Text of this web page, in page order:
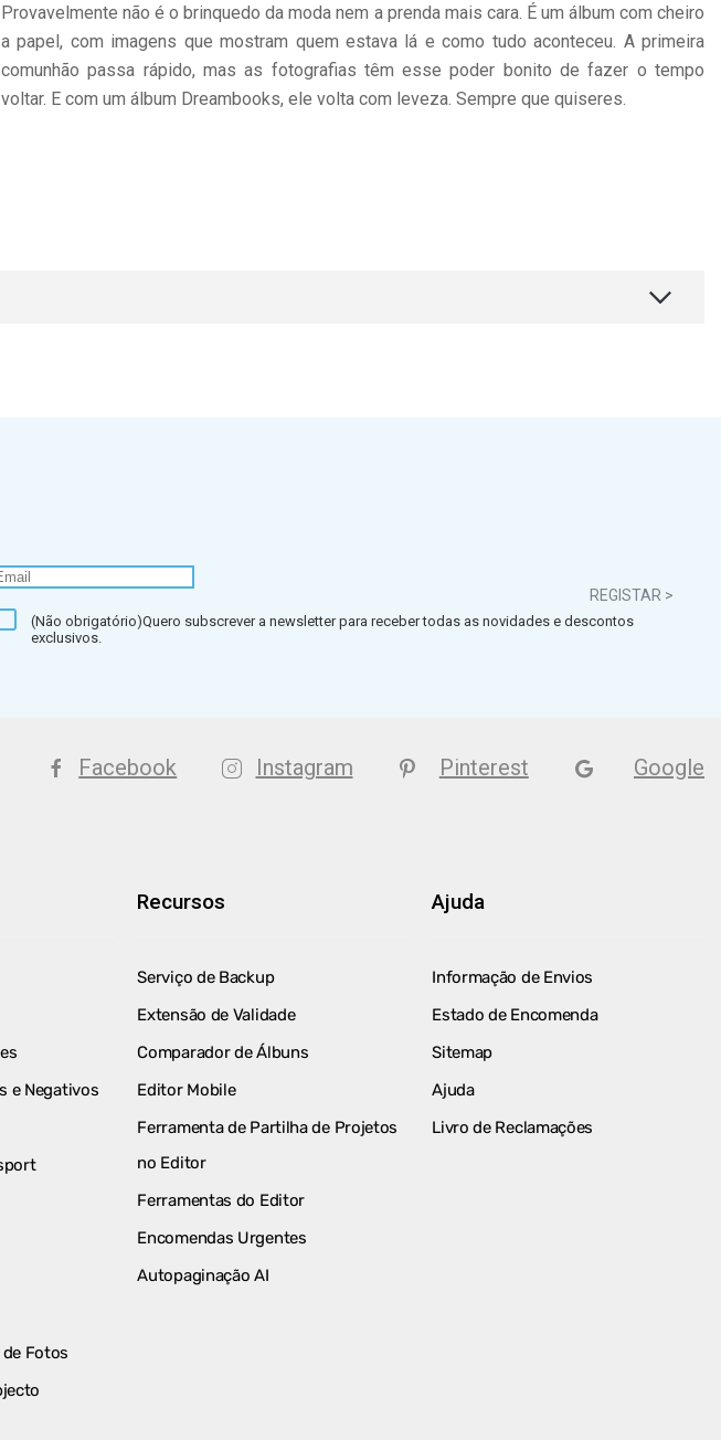
Provavelmente não é o brinquedo da moda nem a prenda mais cara. É um álbum com cheiro
a papel, com imagens que mostram quem estava lá e como tudo aconteceu. A primeira
comunhão passa rápido, mas as fotografias têm esse poder bonito de fazer o tempo
voltar. E com um álbum Dreambooks, ele volta com leveza. Sempre que quiseres.
REGISTAR >
(Não obrigatório)Quero subscrever a newsletter para receber todas as novidades e descontos
exclusivos.
Facebook Instagram Pinterest Google
e Negativos
Fotos
Recursos
Serviço de Backup
Extensão de Validade
Comparador de Álbuns
Editor Mobile
Ferramenta de Partilha de Projetos
no Editor
Ferramentas do Editor
Encomendas Urgentes
Autopaginação AI
Ajuda
Informação de Envios
Estado de Encomenda
Sitemap
Ajuda
Livro de Reclamações